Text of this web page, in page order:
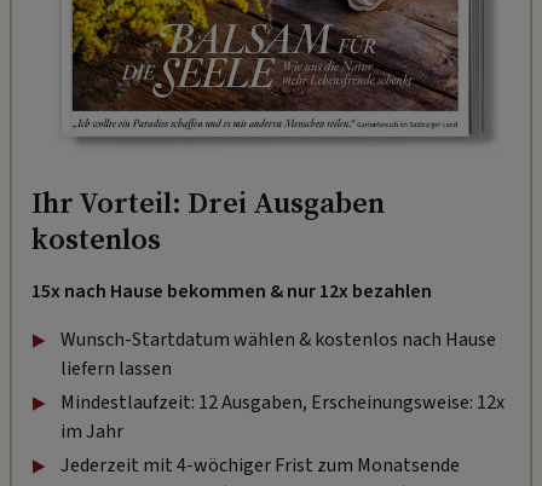
Ihr Vorteil: Drei Ausgaben
kostenlos
15x nach Hause bekommen & nur 12x bezahlen
Wunsch-Startdatum wählen & kostenlos nach Hause
liefern lassen
Mindestlaufzeit: 12 Ausgaben, Erscheinungsweise: 12x
im Jahr
Jederzeit mit 4-wöchiger Frist zum Monatsende